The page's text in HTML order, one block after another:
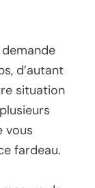
d’autant
situation
vous
fardeau.